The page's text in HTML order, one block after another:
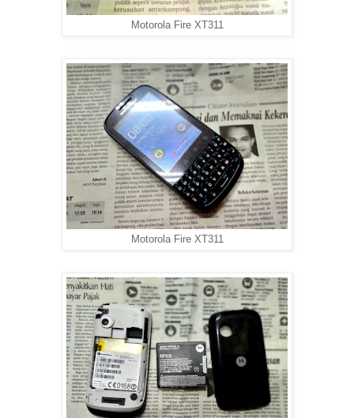
Motorola Fire XT311
Motorola Fire XT311